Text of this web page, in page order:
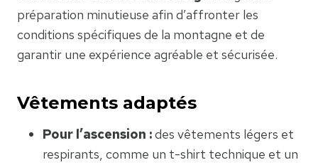
préparation minutieuse afin d’affronter les
conditions spécifiques de la montagne et de
garantir une expérience agréable et sécurisée.
Vêtements adaptés
Pour l’ascension :des vêtements légers et
respirants, comme un t-shirt technique et un